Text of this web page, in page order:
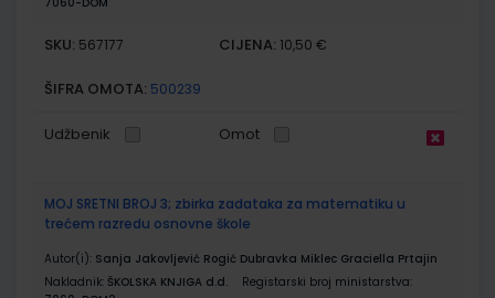
SKU: 567177 CIJENA: 10,50 €
ŠIFRA OMOTA: 500239
Udžbenik Omot
MOJ SRETNI BROJ 3; zbirka zadataka za matematiku u
trećem razredu osnovne škole
Autor(i): Sanja Jakovljević Rogić Dubravka Miklec Graciella Prtajin
Nakladnik: ŠKOLSKA KNJIGA d.d.
Registarski broj ministarstva: